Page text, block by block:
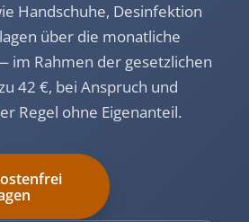
Handschuhe, Desinfektion
über die monatliche
im Rahmen der gesetzlichen
42 €, bei Anspruch und
Regel ohne Eigenanteil.